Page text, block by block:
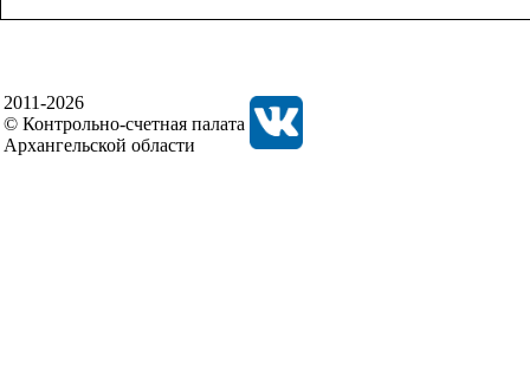
2011-2026
© Контрольно-счетная палата
Архангельской области